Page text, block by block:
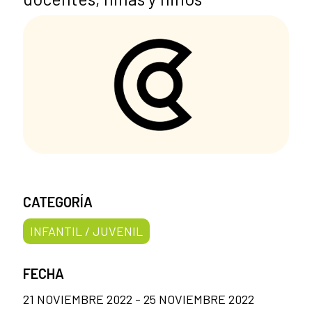
CATEGORÍA
INFANTIL / JUVENIL
FECHA
21 NOVIEMBRE 2022 - 25 NOVIEMBRE 2022